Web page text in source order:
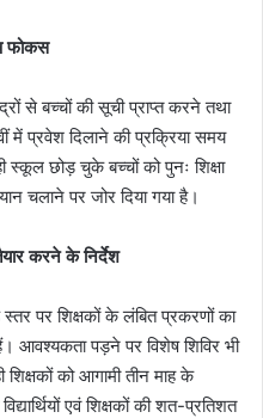
फोकस
से बच्चों की सूची प्राप्त करने तथा
में प्रवेश दिलाने की प्रक्रिया समय
स्कूल छोड़ चुके बच्चों को पुनः शिक्षा
चलाने पर जोर दिया गया है।
करने के निर्देश
पर शिक्षकों के लंबित प्रकरणों का
आवश्यकता पड़ने पर विशेष शिविर भी
को आगामी तीन माह के
एवं शिक्षकों की शत-प्रतिशत